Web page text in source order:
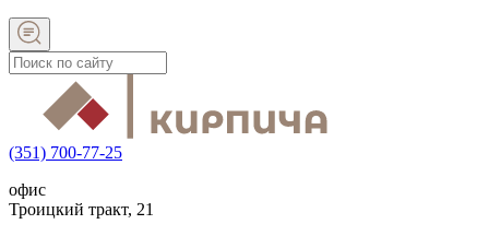
(351) 700-77-25
офис
Троицкий тракт, 21